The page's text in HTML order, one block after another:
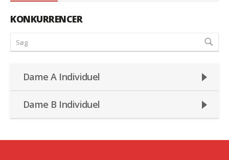
KONKURRENCER
Dame A Individuel
Dame B Individuel